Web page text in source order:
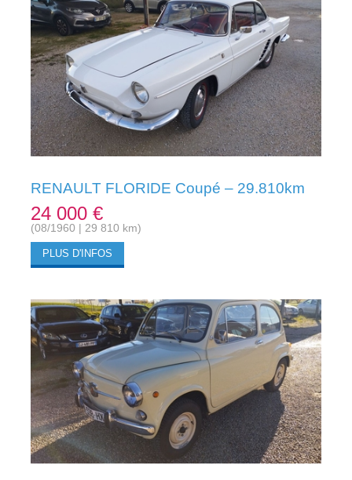
RENAULT FLORIDE Coupé – 29.810km
24 000 €
(08/1960 | 29 810 km)
PLUS D'INFOS